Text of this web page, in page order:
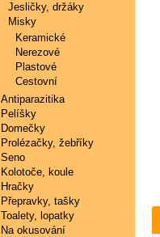
Jesličky, držáky
Misky
Keramické
Nerezové
Plastové
Cestovní
Antiparazitika
Pelíšky
Domečky
Prolézačky, žebříky
Seno
Kolotoče, koule
Hračky
Přepravky, tašky
Toalety, lopatky
Na okusování